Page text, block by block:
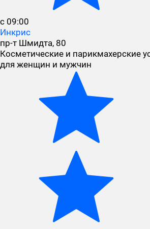
с 09:00
Инкрис
пр-т Шмидта, 80
Косметические и парикмахерские
для женщин и мужчин